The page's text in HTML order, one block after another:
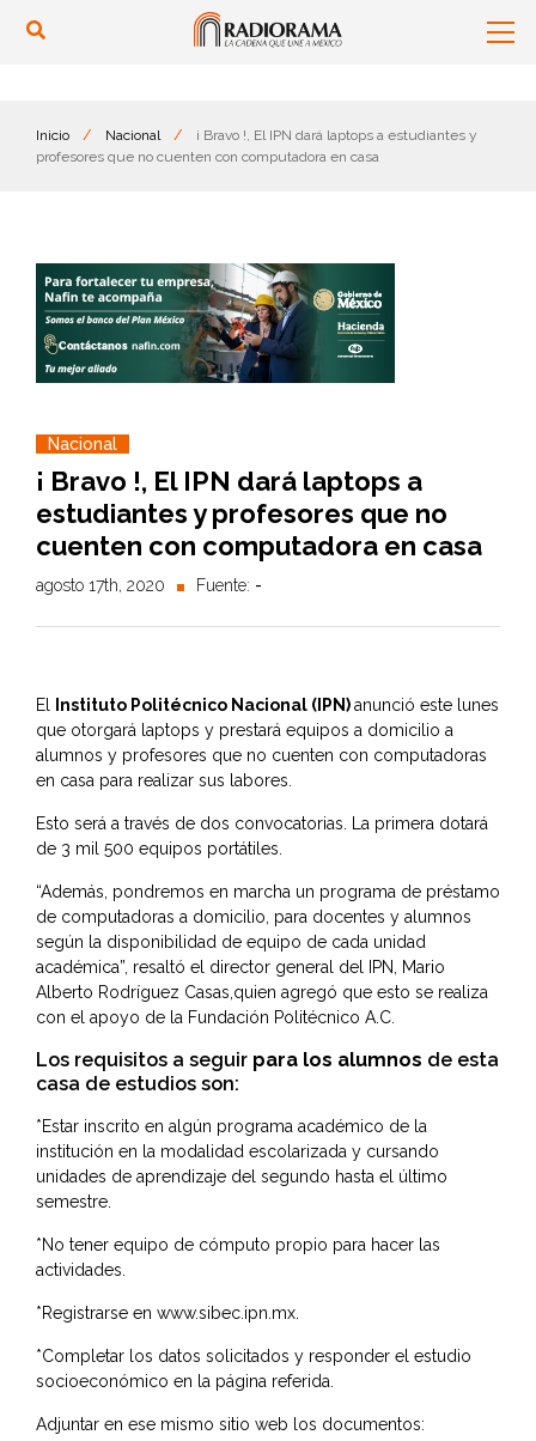
Inicio / Nacional /
¡ Bravo !, El IPN dará laptops a estudiantes y
profesores que no cuenten con computadora en casa
Nacional
¡ Bravo !, El IPN dará laptops a
estudiantes y profesores que no
cuenten con computadora en casa
agosto 17th, 2020 Fuente: -
El Instituto Politécnico Nacional (IPN)anunció este lunes
que otorgará laptops y prestará equipos a domicilio a
alumnos y profesores que no cuenten con computadoras
en casa para realizar sus labores.
Esto será a través de dos convocatorias. La primera dotará
de 3 mil 500 equipos portátiles.
“Además, pondremos en marcha un programa de préstamo
de computadoras a domicilio, para docentes y alumnos
según la disponibilidad de equipo de cada unidad
académica”, resaltó el director general del IPN, Mario
Alberto Rodríguez Casas,quien agregó que esto se realiza
con el apoyo de la Fundación Politécnico A.C.
Los requisitos a seguir para los alumnos de esta
casa de estudios son:
*Estar inscrito en algún programa académico de la
institución en la modalidad escolarizada y cursando
unidades de aprendizaje del segundo hasta el último
semestre.
*No tener equipo de cómputo propio para hacer las
actividades.
*Registrarse en www.sibec.ipn.mx
*Completar los datos solicitados y responder el estudio
socioeconómico en la página referida.
Adjuntar en ese mismo sitio web los documentos: